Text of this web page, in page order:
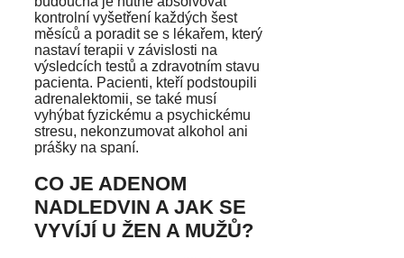
kontrolní vyšetření každých šest
měsíců a poradit se s lékařem, který
nastaví terapii v závislosti na
výsledcích testů a zdravotním stavu
pacienta. Pacienti, kteří podstoupili
adrenalektomii, se také musí
vyhýbat fyzickému a psychickému
stresu, nekonzumovat alkohol ani
prášky na spaní.
CO JE ADENOM
NADLEDVIN A JAK SE
VYVÍJÍ U ŽEN A MUŽŮ?